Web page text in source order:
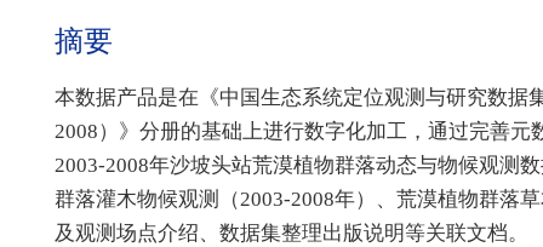
摘要
本数据产品是在《中国生态系统定位观测与研究数据
2008）》分册的基础上进行数字化加工，通过完善
2003-2008年沙坡头站荒漠植物群落动态与物候观测
群落灌木物候观测（2003-2008年）、荒漠植物群落
及观测场点介绍、数据集整理出版说明等关联文档。